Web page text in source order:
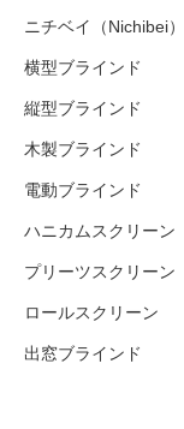
ニチベイ（Nichibei）
横型ブラインド
縦型ブラインド
木製ブラインド
電動ブラインド
ハニカムスクリーン
プリーツスクリーン
ロールスクリーン
出窓ブラインド